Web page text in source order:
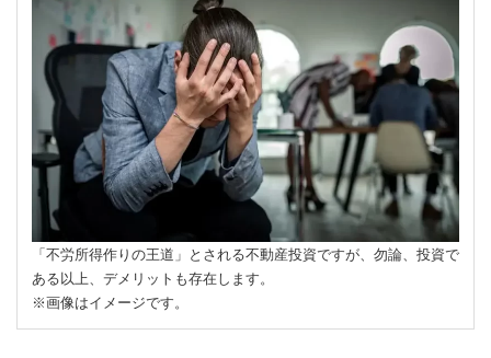
「不労所得作りの王道」とされる不動産投資ですが、勿論、投資で
ある以上、デメリットも存在します。
※画像はイメージです。